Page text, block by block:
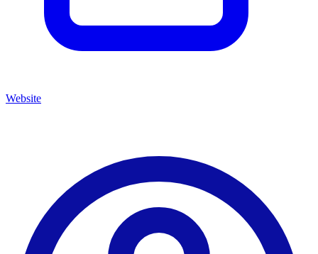
Website